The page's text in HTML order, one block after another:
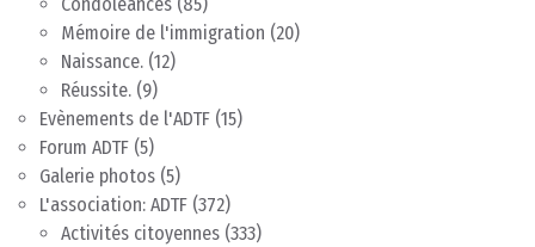
Mémoire de l'immigration (20)
Naissance. (12)
Réussite. (9)
Evènements de l'ADTF (15)
Forum ADTF (5)
Galerie photos (5)
L'association: ADTF (372)
Activités citoyennes (333)